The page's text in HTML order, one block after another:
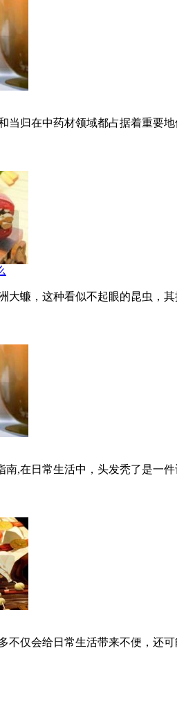
当归在中药材领域都占据着重要
大蠊，这种看似不起眼的昆虫，
南,在日常生活中，头发秃了是一
不仅会给日常生活带来不便，还